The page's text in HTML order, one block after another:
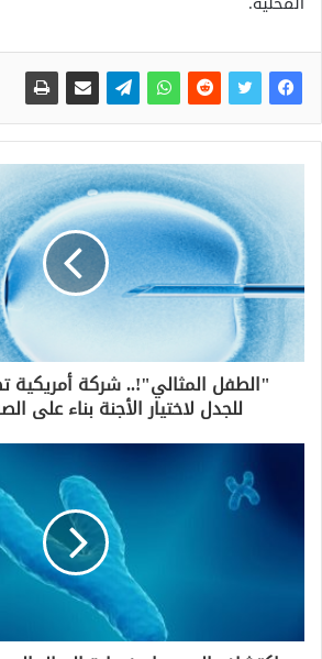
"الطفل المثالي"!.. شركة أمريكية
للجدل لاختيار الأجنة بناء على